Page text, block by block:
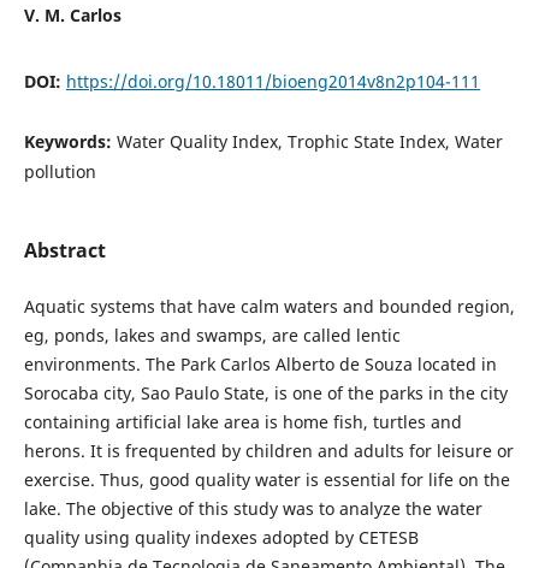
V. M. Carlos
DOI: https://doi.org/10.18011/bioeng2014v8n2p104-111
Keywords: Water Quality Index, Trophic State Index, Water
pollution
Abstract
Aquatic systems that have calm waters and bounded region,
eg, ponds, lakes and swamps, are called lentic
environments. The Park Carlos Alberto de Souza located in
Sorocaba city, Sao Paulo State, is one of the parks in the city
containing artificial lake area is home fish, turtles and
herons. It is frequented by children and adults for leisure or
exercise. Thus, good quality water is essential for life on the
lake. The objective of this study was to analyze the water
quality using quality indexes adopted by CETESB